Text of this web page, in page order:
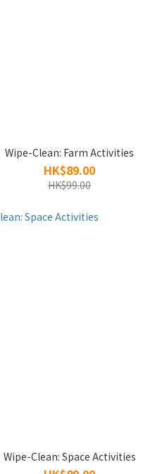
Wipe-Clean: Farm Activities
HK$89.00
HK$99.00
Wipe-Clean: Space Activities